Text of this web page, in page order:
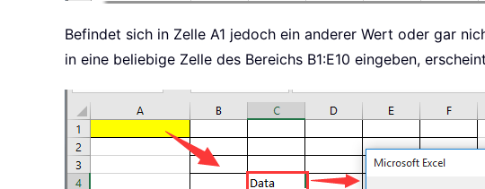
Befindet sich in Zelle A1 jedoch ein anderer Wert oder gar
in eine beliebige Zelle des Bereichs B1:E10 eingeben,